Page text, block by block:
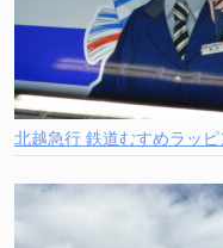
北越急行 鉄道むすめラッ